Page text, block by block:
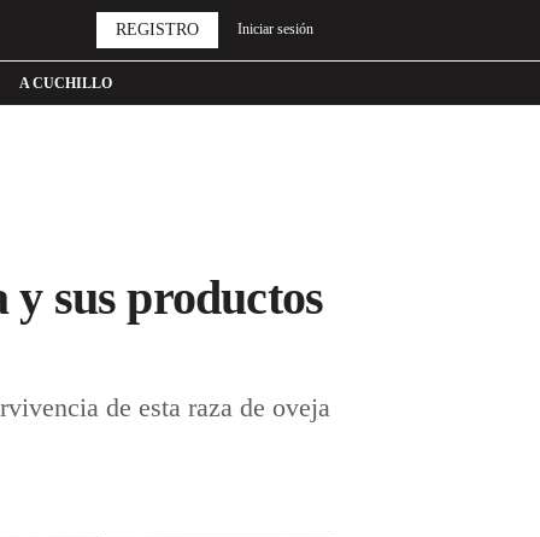
A CUCHILLO
REGISTRO Iniciar sesión
sus productos
de esta raza de oveja